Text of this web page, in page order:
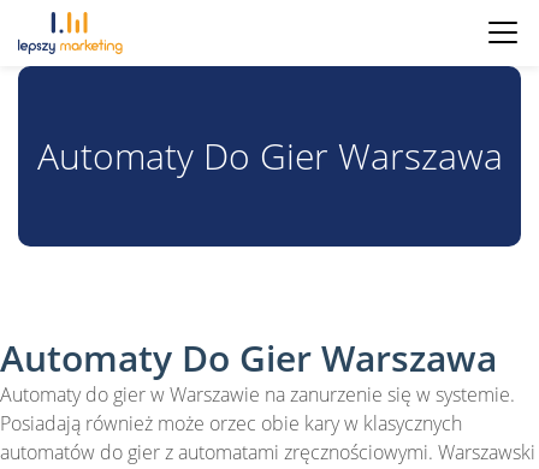
Automaty Do Gier Warszawa
Automaty Do Gier Warszawa
Automaty do gier w Warszawie na zanurzenie się w systemie.
Posiadają również może orzec obie kary w klasycznych
automatów do gier z automatami zręcznościowymi. Warszawski